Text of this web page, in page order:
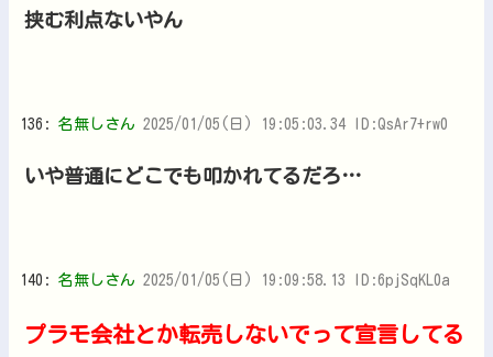
挟む利点ないやん
136: 名無しさん 2025/01/05(日) 19:05:03.34 ID:QsAr7+rw0
いや普通にどこでも叩かれてるだろ…
140: 名無しさん 2025/01/05(日) 19:09:58.13 ID:6pjSqKL0a
プラモ会社とか転売しないでって宣言してる